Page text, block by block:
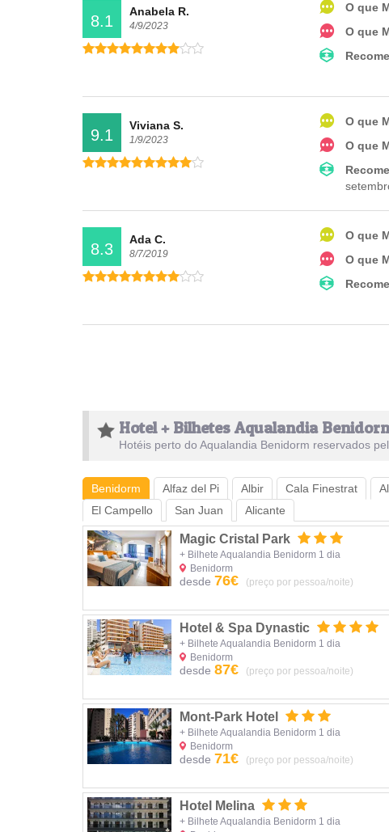
8.1
Anabela R.
4/9/2023
O que
O que
9.1
Viviana S.
1/9/2023
O que
O que
8.3
Ada C.
8/7/2019
O que
O que
Hotel + Bilhetes Aqualandia
Hotéis perto do Aqualandia Benidorm reservados
Benidorm Alfaz del Pi Albir Cala Finestrat
El Campello
San Juan Alicante
Magic Cristal Park
+ Bilhete Aqualandia Benidorm 1 dia
Benidorm
desde76€
(preço por pessoa/noite)
Hotel & Spa Dynastic
+ Bilhete Aqualandia Benidorm 1 dia
Benidorm
desde87€
(preço por pessoa/noite)
Mont-Park Hotel
+ Bilhete Aqualandia Benidorm 1 dia
Benidorm
desde71€
(preço por pessoa/noite)
Hotel Melina
+ Bilhete Aqualandia Benidorm 1 dia